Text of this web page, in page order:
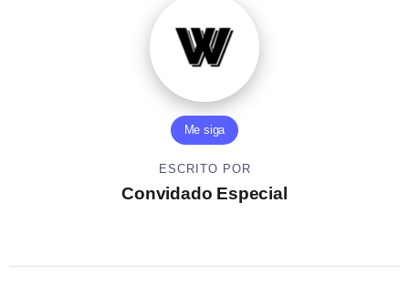
Me siga
ESCRITO POR
Convidado Especial